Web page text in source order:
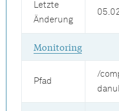
Letzte
Änderung
Monitoring
Pfad
/